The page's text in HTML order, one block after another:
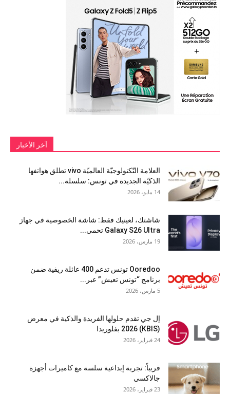
آخر الأخبار
العلامة التّكنولوجيّة العالميّة vivo تطلق هواتفها
الذكيّة الجديدة في تونس: سلسلة...
14 مايو، 2026
شاشتك، لعينيك فقط: شاشة الخصوصية في جهاز
Galaxy S26 Ultra تحمي...
19 مارس، 2026
Ooredoo تونس تدعم 400 عائلة ريفية ضمن
برنامج “تونس تعيش” عبر...
5 مارس، 2026
إل جي تقدم حلولها الفريدة والذكية في معرض
(KBIS) 2026 بفلوريدا
24 فبراير، 2026
قريباً: تجربة إبداعية سلسة مع كاميرات أجهزة
جالاكسي
23 فبراير، 2026